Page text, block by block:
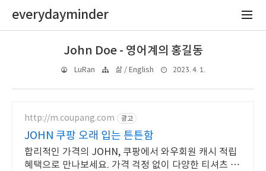
everydayminder
John Doe - 영어계의 홍길동
LuRan 삶 / English 2023. 4. 1.
http://m.coupang.com 광고
JOHN 쿠팡 오래 입는 튼튼함
합리적인 가격의 JOHN, 쿠팡에서 와우회원 캐시 적립
혜택으로 만나보세요. 가격 걱정 없이 다양한 티셔츠 와